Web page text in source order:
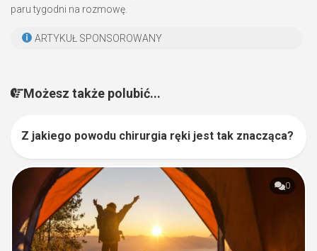
paru tygodni na rozmowę.
ARTYKUŁ SPONSOROWANY
Możesz także polubić...
0
Z jakiego powodu chirurgia ręki jest tak znacząca?
0